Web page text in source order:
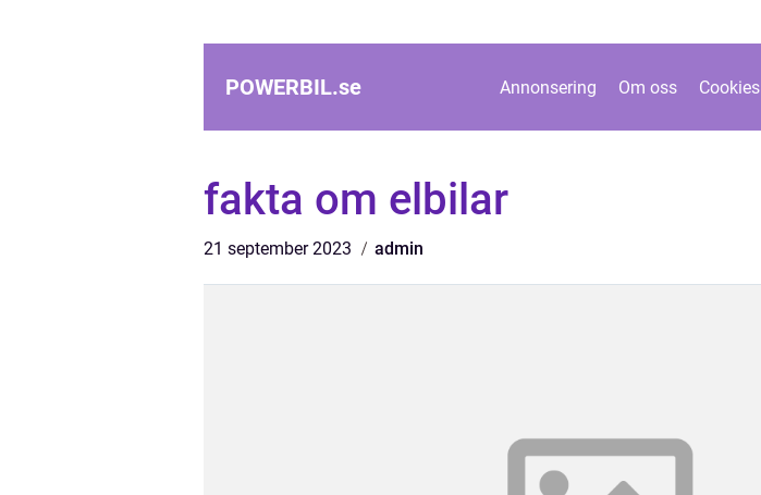
POWERBIL.se Annonsering Om oss Cookies
fakta om elbilar
21 september 2023 admin